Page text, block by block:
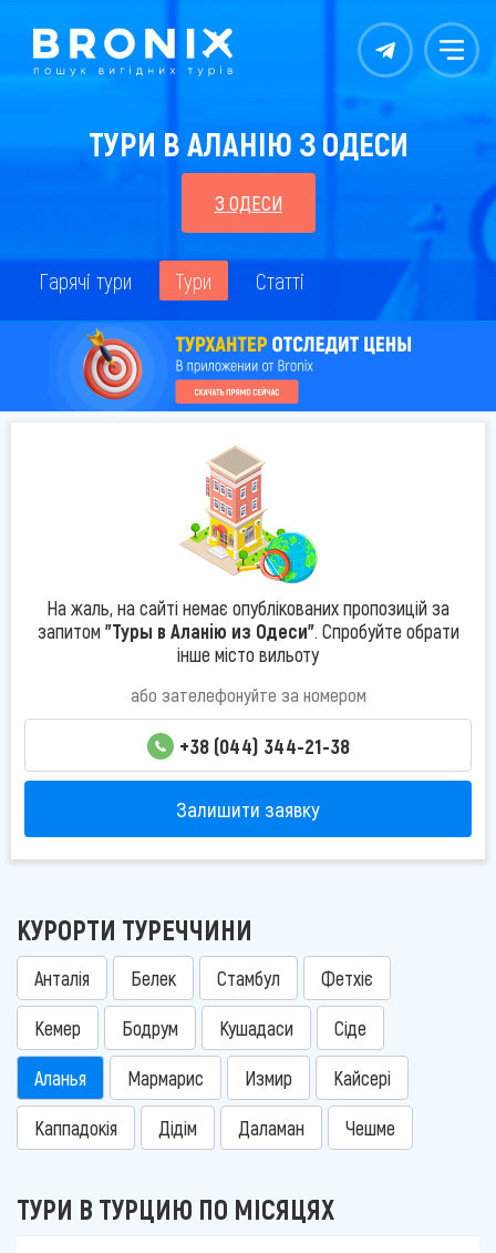
Контакты Меню
ТУРИ В АЛАНІЮ З ОДЕСИ
З ОДЕСИ
Гарячі тури Тури Статті
На жаль, на сайті немає опублікованих пропозицій за
запитом "Туры в Аланію из Одеси". Спробуйте обрати
інше місто вильоту
або зателефонуйте за номером
+38 (044) 344-21-38
Залишити заявку
КУРОРТИ ТУРЕЧЧИНИ
Анталія Белек Стамбул Фетхіє
Кемер Бодрум Кушадаси Сіде
Аланья Мармарис Измир Кайсері
Каппадокія Дідім Даламан Чешме
ТУРИ В ТУРЦИЮ ПО МІСЯЦЯХ